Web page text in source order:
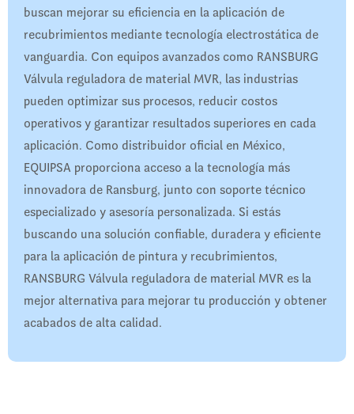
buscan mejorar su eficiencia en la aplicación de
recubrimientos mediante tecnología electrostática de
vanguardia. Con equipos avanzados como RANSBURG
Válvula reguladora de material MVR, las industrias
pueden optimizar sus procesos, reducir costos
operativos y garantizar resultados superiores en cada
aplicación. Como distribuidor oficial en México,
EQUIPSA proporciona acceso a la tecnología más
innovadora de Ransburg, junto con soporte técnico
especializado y asesoría personalizada. Si estás
buscando una solución confiable, duradera y eficiente
para la aplicación de pintura y recubrimientos,
RANSBURG Válvula reguladora de material MVR es la
mejor alternativa para mejorar tu producción y obtener
acabados de alta calidad.